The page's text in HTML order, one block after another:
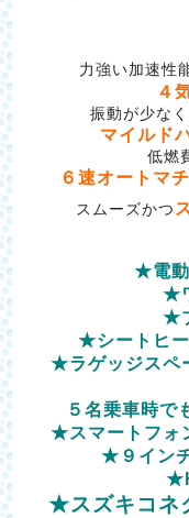
力強い加速性
４
振動が少な
マイルド
低燃
６速オートマ
スムーズかつ
★電動
★
★
★シートヒー
★ラゲッジスペ
５名乗車時で
★スマートフォ
★９イン
★スズキコネ